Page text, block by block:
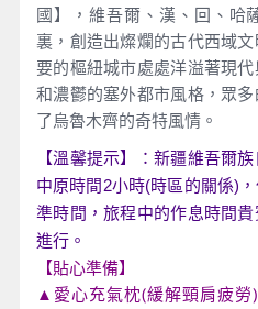
國】，維吾爾、漢、回、哈
裏，創造出燦爛的古代西域
要的樞紐城市處處洋溢著現
和濃鬱的塞外都市風格，眾
了烏魯木齊的奇特風情。
【溫馨提示】：新疆維吾爾
中原時間2小時(時區的關係)
準時間，旅程中的作息時間
進行。
【貼心準備】
▲愛心充氣枕(緩解頸肩疲勞